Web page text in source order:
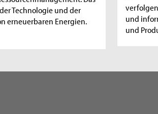
Technologie und der
erneuerbaren Energien.
und
und